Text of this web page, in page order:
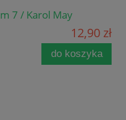
7 / Karol May
12,90 zł
do koszyka